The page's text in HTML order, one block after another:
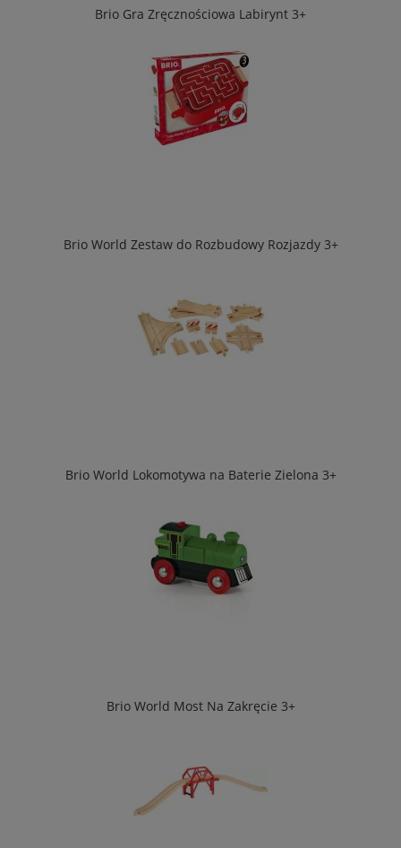
Brio Gra Zręcznościowa Labirynt 3+
Brio World Zestaw do Rozbudowy Rozjazdy 3+
Brio World Lokomotywa na Baterie Zielona 3+
Brio World Most Na Zakręcie 3+